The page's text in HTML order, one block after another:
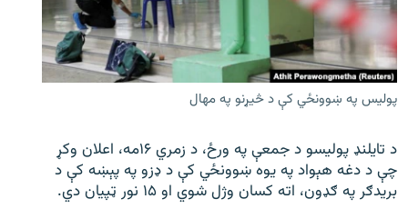
پولیس په ښوونځي کې د څیړنو په مهال
د تایلنډ پولیسو د جمعې په ورځ، د زمري ۱۶مه، اعلان وکړ
چې د دغه هېواد په یوه ښوونځي کې د ډزو په پېښه کې د
بریدګر په ګډون، اته کسان وژل شوي او ۱۵ نور ټپیان دي.